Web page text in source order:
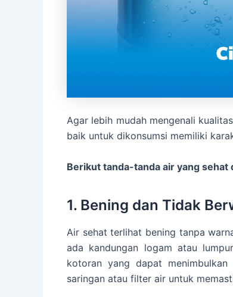
Agar lebih mudah mengenali
baik untuk dikonsumsi memiliki
Berikut tanda-tanda air yang sehat
1. Bening dan Tidak
Air sehat terlihat bening tanpa
ada kandungan logam atau
kotoran yang dapat menimbulkan
saringan atau filter air untuk